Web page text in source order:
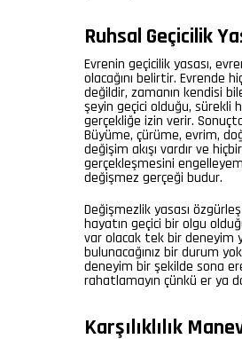
Ruhsal Geçicilik
Evrenin geçicilik yasası,
olacağını belirtir. Evrende
değildir, zamanın kendisi
şeyin geçici olduğu, sürekli
gerçekliğe izin verir.
Büyüme, çürüme, evrim,
değişim akışı vardır ve
gerçekleşmesini
değişmez gerçeği budur.
Değişmezlik yasası
hayatın geçici bir olgu
var olacak tek bir deneyim
bulunacağınız bir durum
deneyim bir şekilde sona
rahatlamayın çünkü er ya
Karşılıklılık